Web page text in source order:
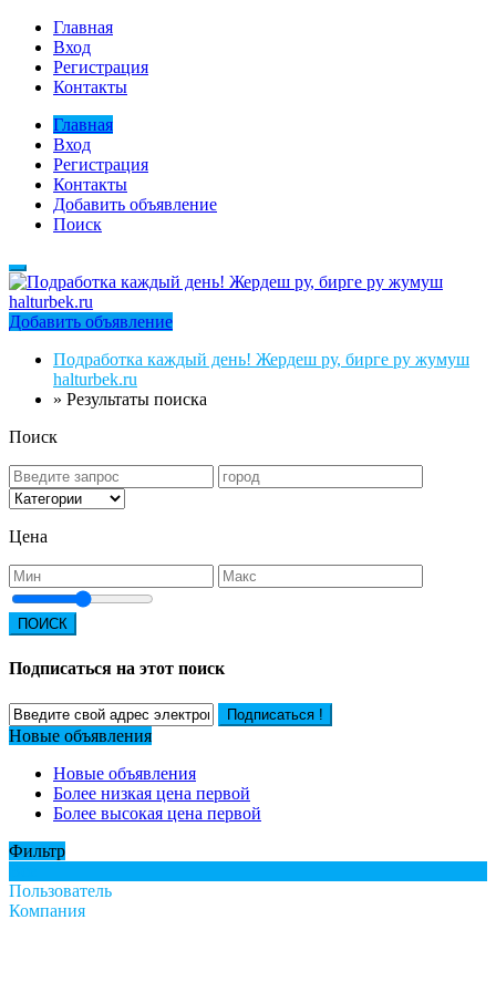
Главная
Вход
Регистрация
Контакты
Главная
Вход
Регистрация
Контакты
Добавить объявление
Поиск
Добавить объявление
Подработка каждый день! Жердеш ру, бирге ру жумуш
halturbek.ru
» Результаты поиска
Поиск
Цена
ПОИСК
Подписаться на этот поиск
Подписаться !
Новые объявления
Новые объявления
Более низкая цена первой
Более высокая цена первой
Фильтр
Пользователь
Компания